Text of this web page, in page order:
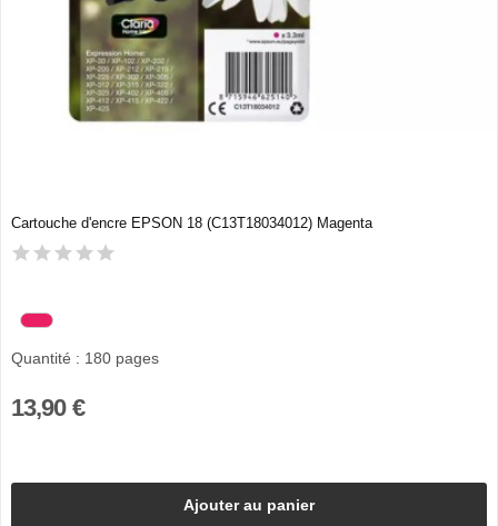
Cartouche d'encre EPSON 18 (C13T18034012) Magenta
Quantité : 180 pages
13,90 €
Ajouter au panier